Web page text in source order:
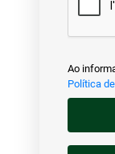
Ao
Política